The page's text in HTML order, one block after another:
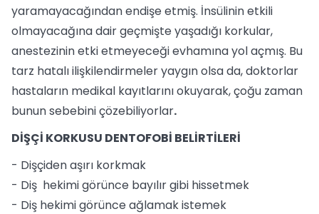
yaramayacağından endişe etmiş. İnsülinin etkili
olmayacağına dair geçmişte yaşadığı korkular,
anestezinin etki etmeyeceği evhamına yol açmış. Bu
tarz hatalı ilişkilendirmeler yaygın olsa da, doktorlar
hastaların medikal kayıtlarını okuyarak, çoğu zaman
bunun sebebini çözebiliyorlar.
DİŞÇİ KORKUSU DENTOFOBİ BELİRTİLERİ
- Dişçiden aşırı korkmak
- Diş hekimi görünce bayılır gibi hissetmek
- Diş hekimi görünce ağlamak istemek